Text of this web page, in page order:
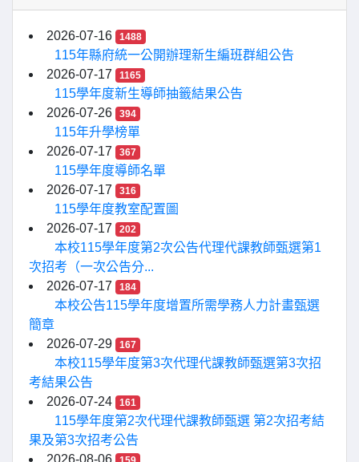
2026-07-16 1488
115年縣府統一公開辦理新生編班群組公告
2026-07-17
1165
115學年度新生導師抽籤結果公告
2026-07-26
394
115年升學榜單
2026-07-17
367
115學年度導師名單
2026-07-17
316
115學年度教室配置圖
2026-07-17
202
本校115學年度第2次公告代理代課教師甄選第1
次招考（一次公告分...
2026-07-17
184
本校公告115學年度增置所需學務人力計畫甄選
簡章
2026-07-29
167
本校115學年度第3次代理代課教師甄選第3次招
考結果公告
2026-07-24
161
115學年度第2次代理代課教師甄選 第2次招考結
果及第3次招考公告
2026-08-06